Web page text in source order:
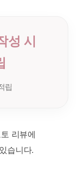
성 시
립
리뷰에
습니다.